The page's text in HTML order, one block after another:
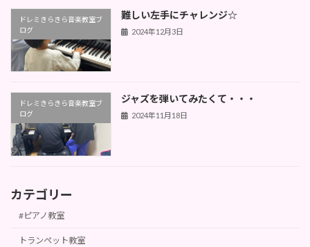
ドレミきらきら音楽教室ブ
ログ
難しい左手にチャレンジ☆
2024年12月3日
ドレミきらきら音楽教室ブ
ログ
ジャズを弾いてみたくて・・・
2024年11月18日
カテゴリー
#ピアノ教室
トランペット教室